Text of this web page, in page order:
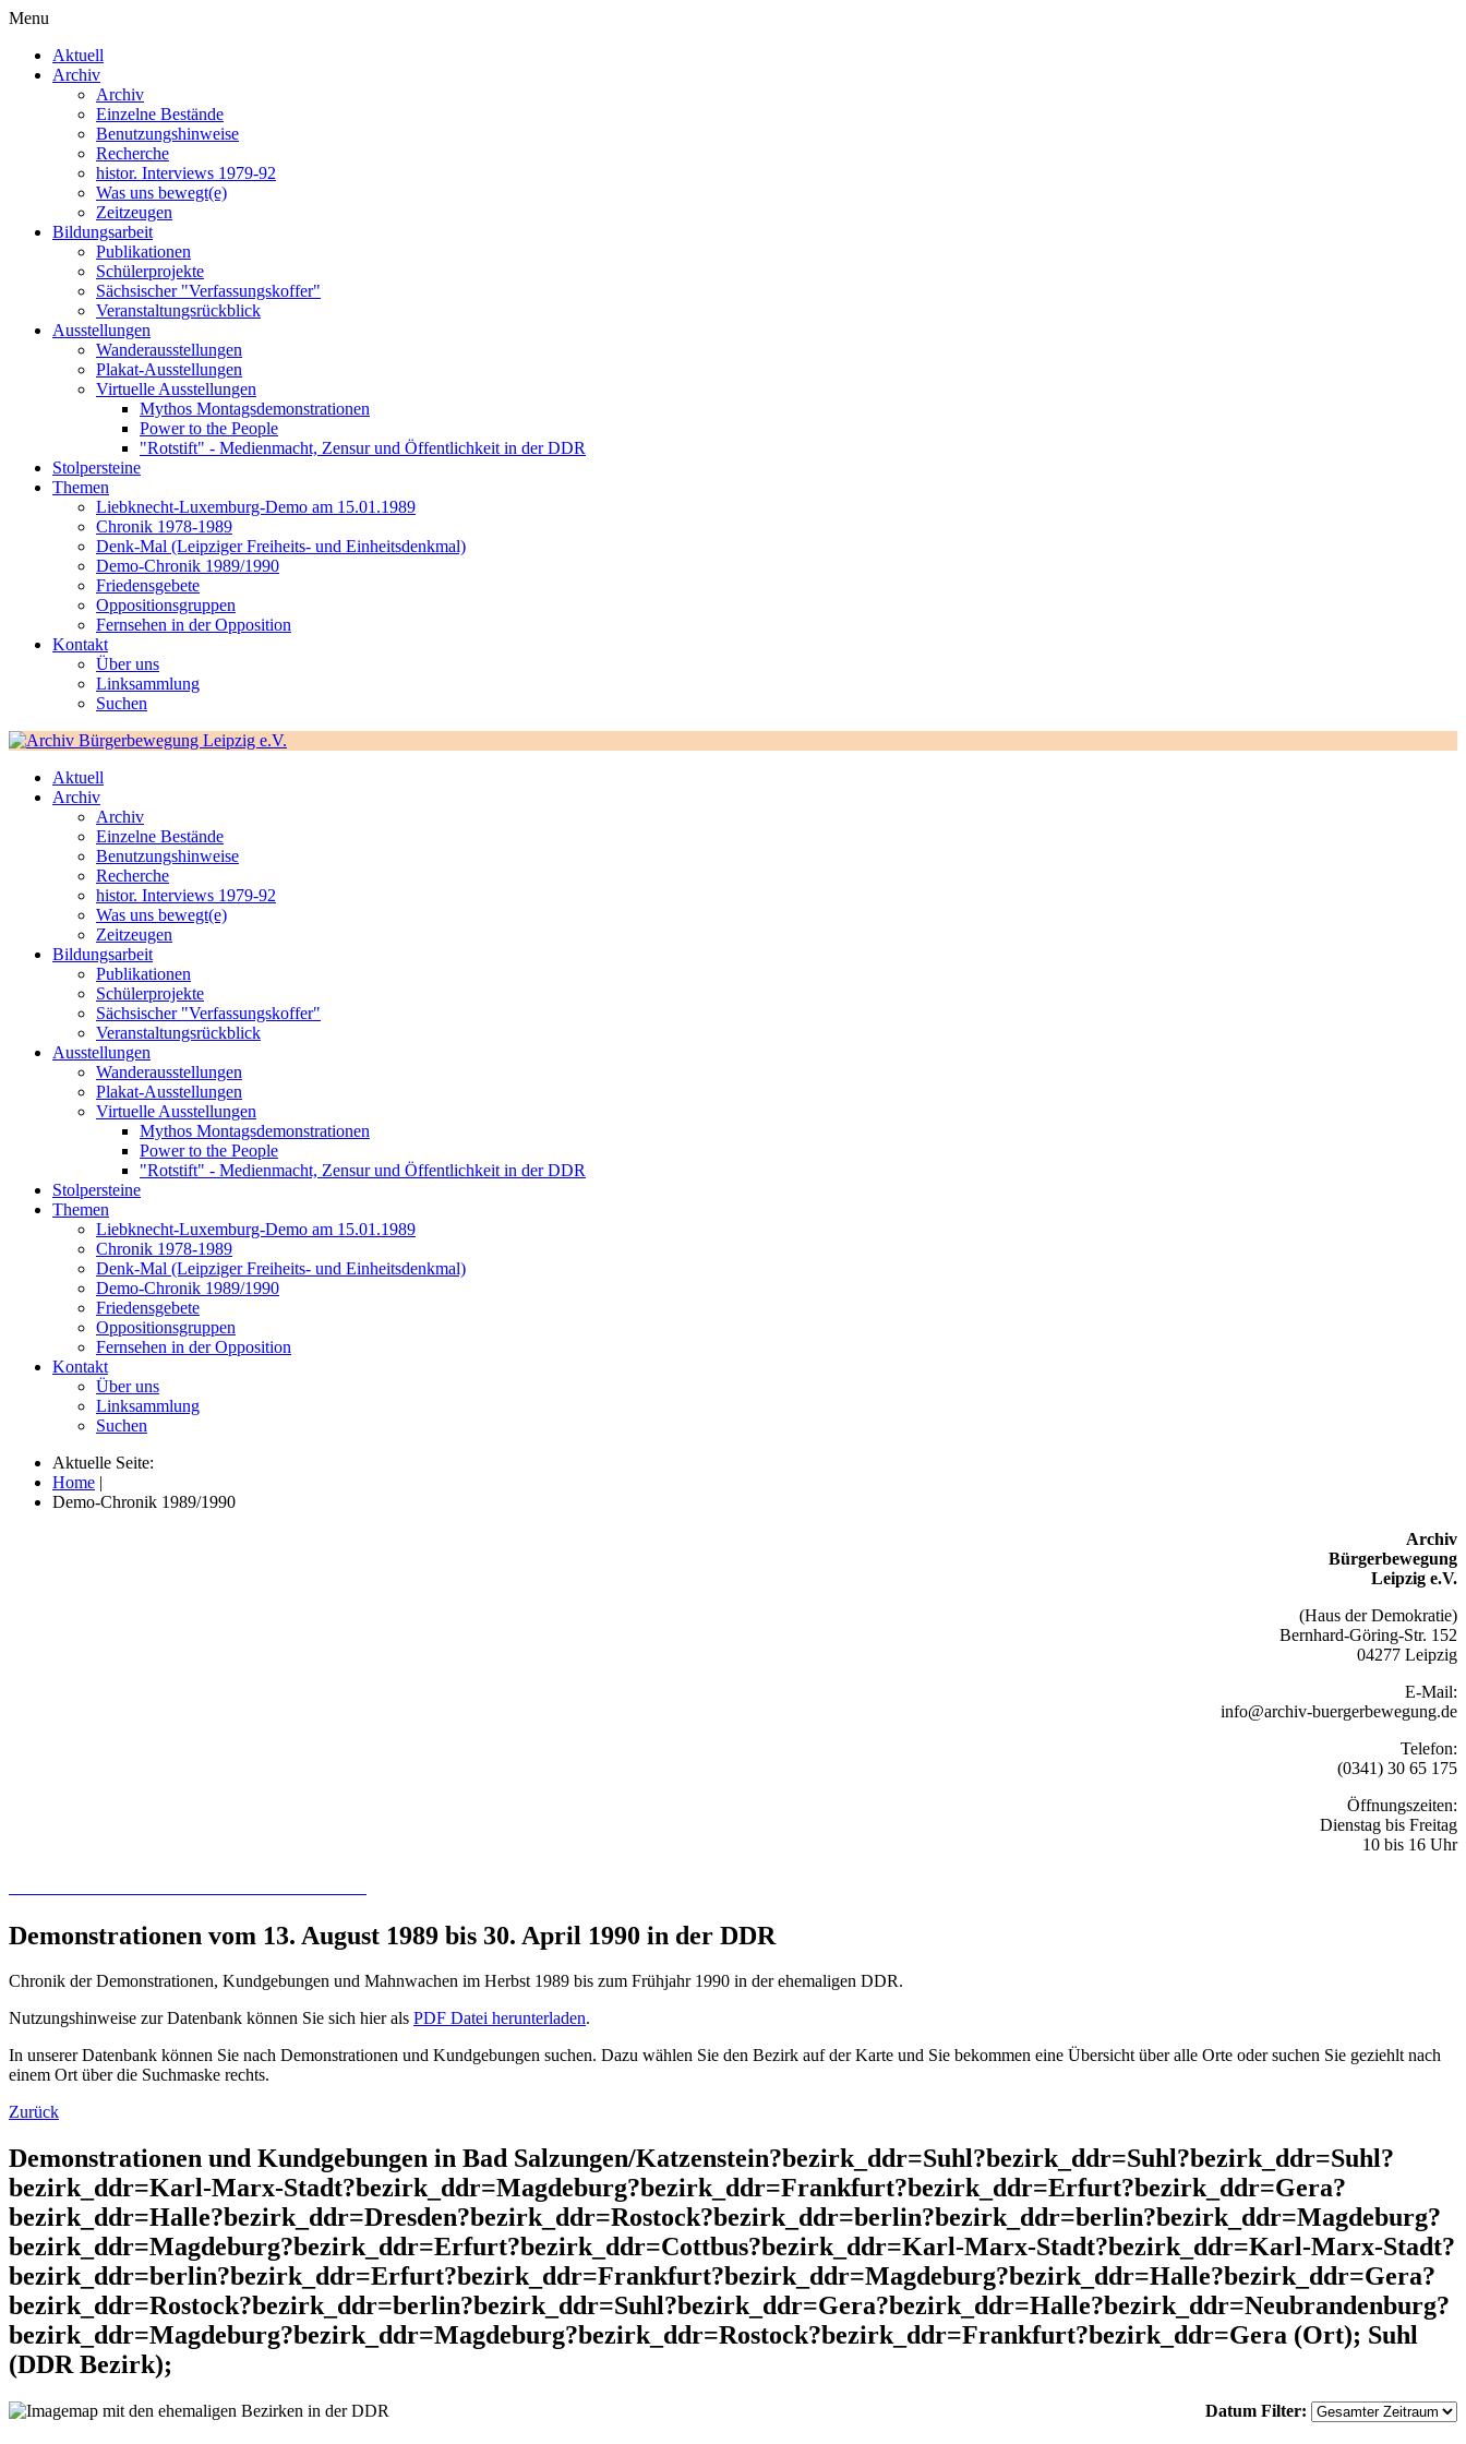
Menu
Aktuell
Archiv
Archiv
Einzelne Bestände
Benutzungshinweise
Recherche
histor. Interviews 1979-92
Was uns bewegt(e)
Zeitzeugen
Bildungsarbeit
Publikationen
Schülerprojekte
Sächsischer "Verfassungskoffer"
Veranstaltungsrückblick
Ausstellungen
Wanderausstellungen
Plakat-Ausstellungen
Virtuelle Ausstellungen
Mythos Montagsdemonstrationen
Power to the People
"Rotstift" - Medienmacht, Zensur und Öffentlichkeit in der DDR
Stolpersteine
Themen
Liebknecht-Luxemburg-Demo am 15.01.1989
Chronik 1978-1989
Denk-Mal (Leipziger Freiheits- und Einheitsdenkmal)
Demo-Chronik 1989/1990
Friedensgebete
Oppositionsgruppen
Fernsehen in der Opposition
Kontakt
Über uns
Linksammlung
Suchen
Aktuell
Archiv
Archiv
Einzelne Bestände
Benutzungshinweise
Recherche
histor. Interviews 1979-92
Was uns bewegt(e)
Zeitzeugen
Bildungsarbeit
Publikationen
Schülerprojekte
Sächsischer "Verfassungskoffer"
Veranstaltungsrückblick
Ausstellungen
Wanderausstellungen
Plakat-Ausstellungen
Virtuelle Ausstellungen
Mythos Montagsdemonstrationen
Power to the People
"Rotstift" - Medienmacht, Zensur und Öffentlichkeit in der DDR
Stolpersteine
Themen
Liebknecht-Luxemburg-Demo am 15.01.1989
Chronik 1978-1989
Denk-Mal (Leipziger Freiheits- und Einheitsdenkmal)
Demo-Chronik 1989/1990
Friedensgebete
Oppositionsgruppen
Fernsehen in der Opposition
Kontakt
Über uns
Linksammlung
Suchen
Aktuelle Seite:
Home |
Demo-Chronik 1989/1990
Archiv
Bürgerbewegung
Leipzig e.V.
(Haus der Demokratie)
Bernhard-Göring-Str. 152
04277 Leipzig
E-Mail:
info@archiv-buergerbewegung.de
Telefon:
(0341) 30 65 175
Öffnungszeiten:
Dienstag bis Freitag
10 bis 16 Uhr
Demonstrationen vom 13. August 1989 bis 30. April 1990 in der DDR
Chronik der Demonstrationen, Kundgebungen und Mahnwachen im Herbst 1989 bis zum Frühjahr 1990 in der ehemaligen DDR.
Nutzungshinweise zur Datenbank können Sie sich hier als PDF Datei herunterladen.
In unserer Datenbank können Sie nach Demonstrationen und Kundgebungen suchen. Dazu wählen Sie den Bezirk auf der Karte und Sie bekommen eine Übersicht über alle Orte oder suchen Sie geziehlt nach
einem Ort über die Suchmaske rechts.
Zurück
Demonstrationen und Kundgebungen in Bad Salzungen/Katzenstein?bezirk_ddr=Suhl?bezirk_ddr=Suhl?bezirk_ddr=Suhl?
bezirk_ddr=Karl-Marx-Stadt?bezirk_ddr=Magdeburg?bezirk_ddr=Frankfurt?bezirk_ddr=Erfurt?bezirk_ddr=Gera?
bezirk_ddr=Halle?bezirk_ddr=Dresden?bezirk_ddr=Rostock?bezirk_ddr=berlin?bezirk_ddr=berlin?bezirk_ddr=Magdeburg?
bezirk_ddr=Magdeburg?bezirk_ddr=Erfurt?bezirk_ddr=Cottbus?bezirk_ddr=Karl-Marx-Stadt?bezirk_ddr=Karl-Marx-Stadt?
bezirk_ddr=berlin?bezirk_ddr=Erfurt?bezirk_ddr=Frankfurt?bezirk_ddr=Magdeburg?bezirk_ddr=Halle?bezirk_ddr=Gera?
bezirk_ddr=Rostock?bezirk_ddr=berlin?bezirk_ddr=Suhl?bezirk_ddr=Gera?bezirk_ddr=Halle?bezirk_ddr=Neubrandenburg?
bezirk_ddr=Magdeburg?bezirk_ddr=Magdeburg?bezirk_ddr=Rostock?bezirk_ddr=Frankfurt?bezirk_ddr=Gera (Ort); Suhl
(DDR Bezirk);
Datum Filter: